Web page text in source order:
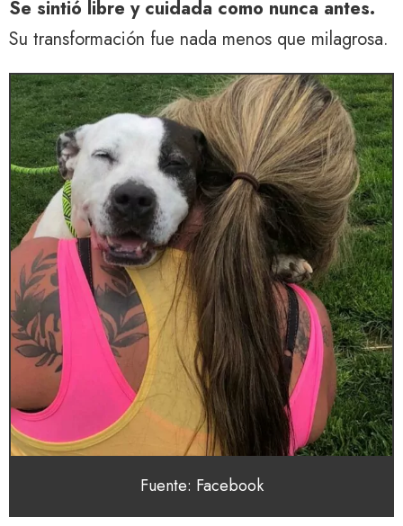
Se sintió libre y cuidada como nunca antes.
Su transformación fue nada menos que milagrosa.
Fuente: Facebook